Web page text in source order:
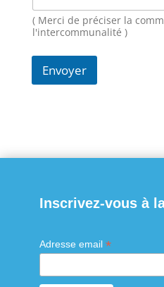
i
l( Merci de préciser la
l'intercommunalité )
Envoyer
Inscrivez-vous à
Adresse email *